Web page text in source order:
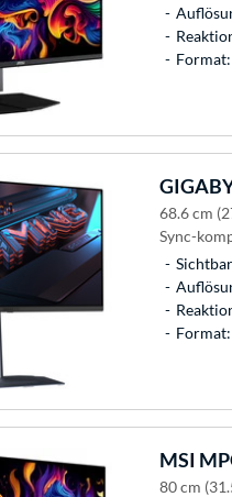
68.6 cm
Sync-
MSI
80 cm